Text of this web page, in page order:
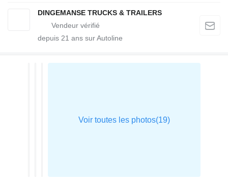
DINGEMANSE TRUCKS & TRAILERS
depuis 21 ans sur Autoline